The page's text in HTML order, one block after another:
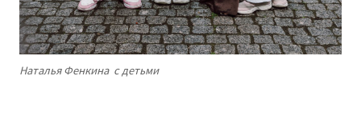
Наталья Фенкина с детьми